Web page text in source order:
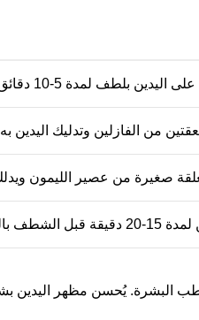
بلطف لمدة 5-10 دقائق يوميًا
من الفازلين وتدليك اليدين
صغيرة من عصير الليمون
بالماء الفاتر
البشرة. يُحسن مظهر اليدين